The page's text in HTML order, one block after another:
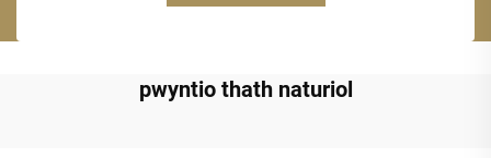
pwyntio thath naturiol